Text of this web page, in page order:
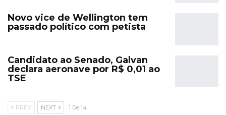
Novo vice de Wellington tem
passado político com petista
Candidato ao Senado, Galvan
declara aeronave por R$ 0,01 ao
TSE
PREV NEXT 1 De 14